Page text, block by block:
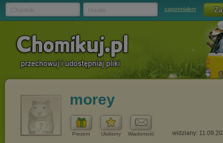
zapomniałem
morey
Prezent Ulubiony Wiadomość widziany: